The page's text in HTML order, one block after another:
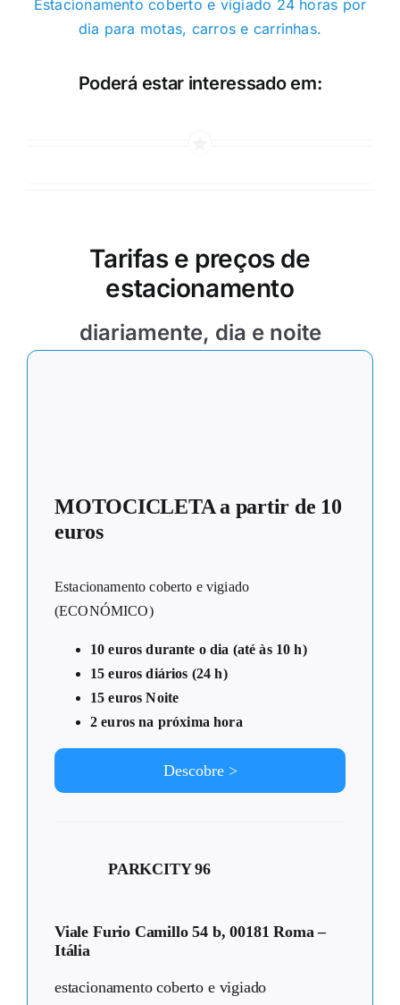
Estacionamento coberto e vigiado 24 horas por
dia para motas, carros e carrinhas.
Poderá estar interessado em:
Tarifas e preços de
estacionamento
diariamente, dia e noite
MOTOCICLETA a partir de 10
euros
Estacionamento coberto e vigiado
(ECONÓMICO)
10 euros durante o dia (até às 10 h)
15 euros diários (24 h)
15 euros Noite
2 euros na próxima hora
Descobre >
PARKCITY 96
Viale Furio Camillo 54 b, 00181 Roma –
Itália
estacionamento coberto e vigiado